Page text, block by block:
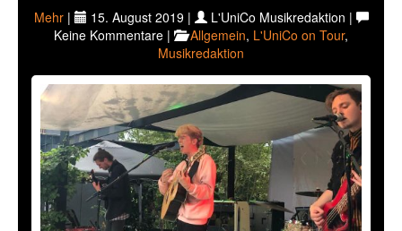
Mehr| 15. August 2019 |
L'UniCo Musikredaktion |
Keine Kommentare |
Allgemein, L'UniCo on Tour,
Musikredaktion